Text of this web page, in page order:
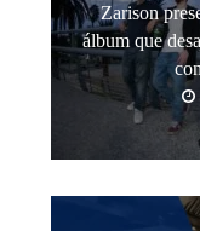
Zarison
álbum que